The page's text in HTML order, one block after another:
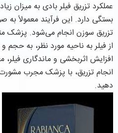
عملکرد تزریق فیلر بادی به میزان
بستگی دارد. این فرآیند معمولاً به
تزریق سوزن انجام می‌شود. پزشک
از فیلر به ناحیه مورد نظر، به
افزایش اثربخشی و ماندگاری
انجام تزریق، با پزشک مجرب مشورت
دهید.